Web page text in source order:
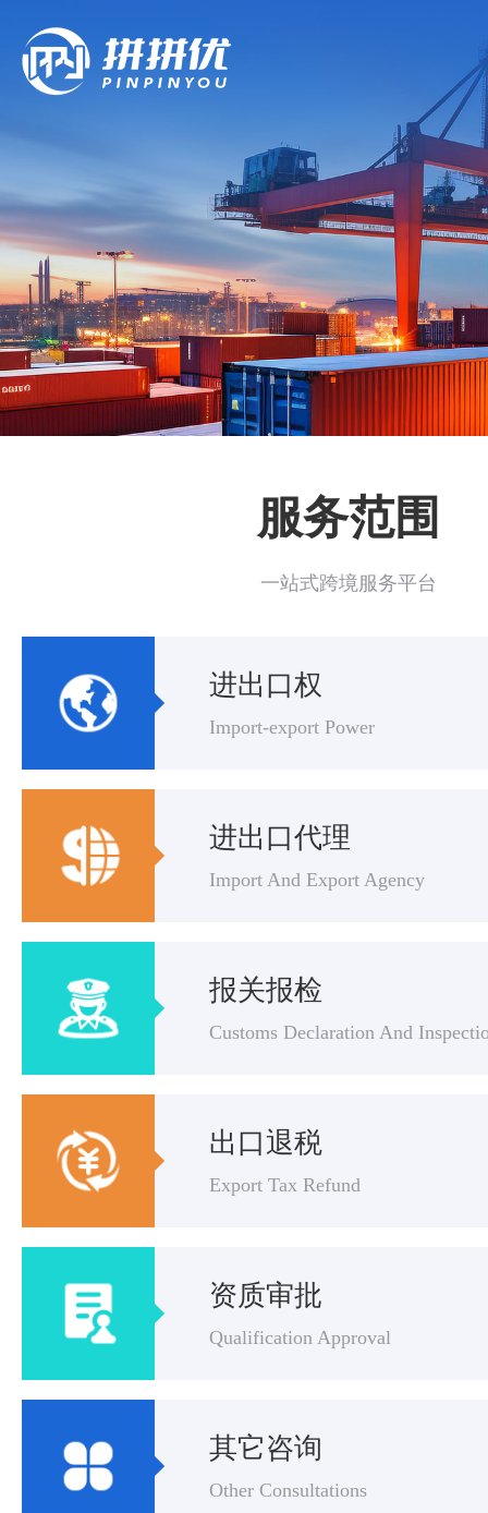
服务范围
一站式跨境服务平台
进出口权
Import-export Power
进出口代理
Import And Export Agency
报关报检
Customs Declaration And
出口退税
Export Tax Refund
资质审批
Qualification Approval
其它咨询
Other Consultations